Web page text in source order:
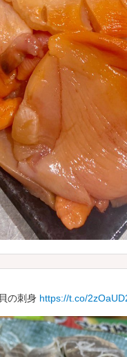
の刺身 https://t.co/